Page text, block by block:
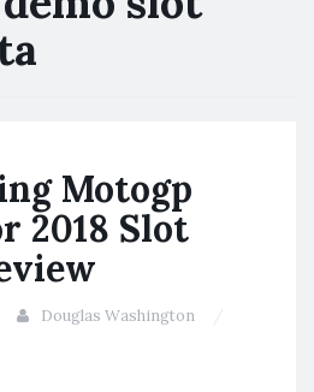
Motogp
2018 Slot
Douglas Washington